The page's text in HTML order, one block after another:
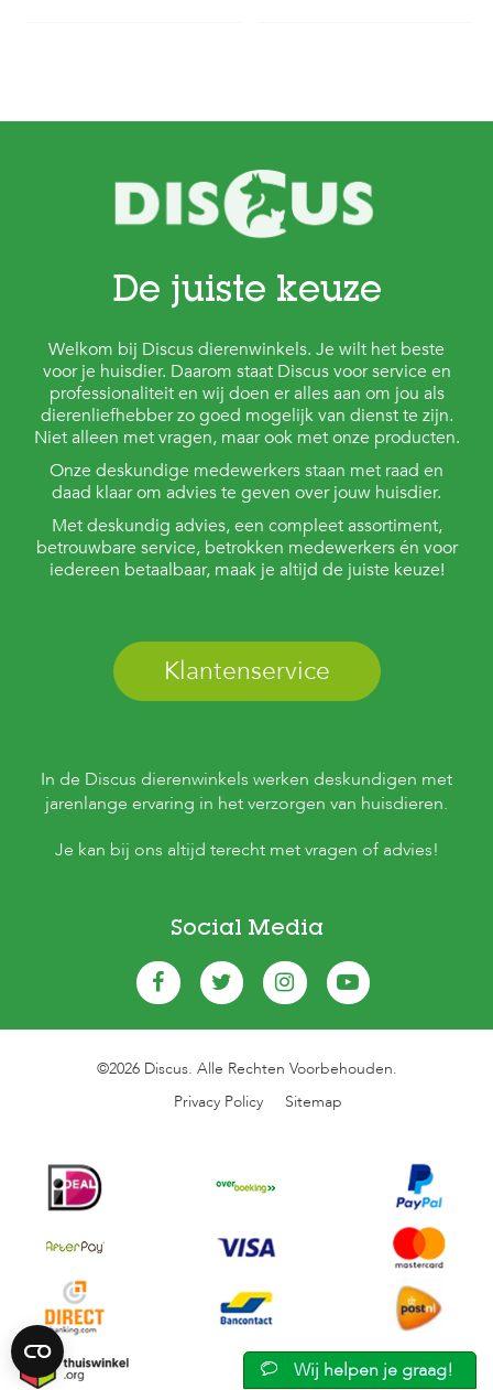
De juiste keuze
Welkom bij Discus dierenwinkels. Je wilt het beste
voor je huisdier. Daarom staat Discus voor service en
professionaliteit en wij doen er alles aan om jou als
dierenliefhebber zo goed mogelijk van dienst te zijn.
Niet alleen met vragen, maar ook met onze producten.
Onze deskundige medewerkers staan met raad en
daad klaar om advies te geven over jouw huisdier.
Met deskundig advies, een compleet assortiment,
betrouwbare service, betrokken medewerkers én voor
iedereen betaalbaar, maak je altijd de juiste keuze!
Klantenservice
In de Discus dierenwinkels werken deskundigen met
jarenlange ervaring in het verzorgen van huisdieren.
Je kan bij ons altijd terecht met vragen of advies!
Social Media
©2026 Discus. Alle Rechten Voorbehouden.
Privacy Policy
Sitemap
Wij helpen je graag!